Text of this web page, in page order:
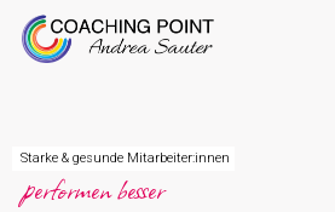
Starke & gesunde Mitarbeiter:innen
performen besser